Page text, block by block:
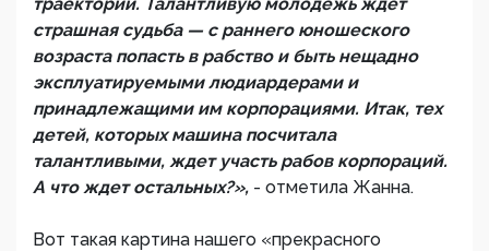
страшная судьба — с раннего юношеского
возраста попасть в рабство и быть нещадно
эксплуатируемыми людиардерами и
принадлежащими им корпорациями. Итак, тех
детей, которых машина посчитала
талантливыми, ждет участь рабов корпораций.
А что ждет остальных?», - отметила Жанна.
Вот такая картина нашего «прекрасного